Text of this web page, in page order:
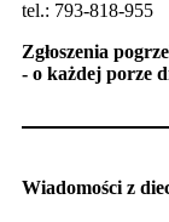
tel.: 793-818-955
Zgłoszenia
- o każdej porze
Wiadomości z